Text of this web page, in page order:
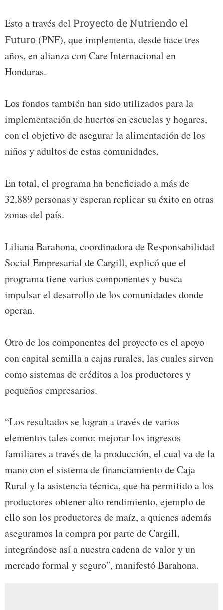
Esto a través del Proyecto de Nutriendo el
Futuro (PNF), que implementa, desde hace tres
años, en alianza con Care Internacional en
Honduras.
Los fondos también han sido utilizados para la
implementación de huertos en escuelas y hogares,
con el objetivo de asegurar la alimentación de los
niños y adultos de estas comunidades.
En total, el programa ha beneficiado a más de
32,889 personas y esperan replicar su éxito en otras
zonas del país.
Liliana Barahona, coordinadora de Responsabilidad
Social Empresarial de Cargill, explicó que el
programa tiene varios componentes y busca
impulsar el desarrollo de los comunidades donde
operan.
Otro de los componentes del proyecto es el apoyo
con capital semilla a cajas rurales, las cuales sirven
como sistemas de créditos a los productores y
pequeños empresarios.
“Los resultados se logran a través de varios
elementos tales como: mejorar los ingresos
familiares a través de la producción, el cual va de la
mano con el sistema de financiamiento de Caja
Rural y la asistencia técnica, que ha permitido a los
productores obtener alto rendimiento, ejemplo de
ello son los productores de maíz, a quienes además
aseguramos la compra por parte de Cargill,
integrándose así a nuestra cadena de valor y un
mercado formal y seguro”, manifestó Barahona.